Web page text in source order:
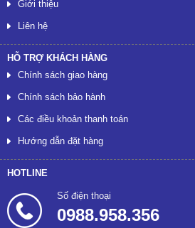
Giới thiệu
Liên hệ
HỖ TRỢ KHÁCH HÀNG
Chính sách giao hàng
Chính sách bảo hành
Các điều khoản thanh toán
Hướng dẫn đặt hàng
HOTLINE
Số điện thoại
0988.958.356